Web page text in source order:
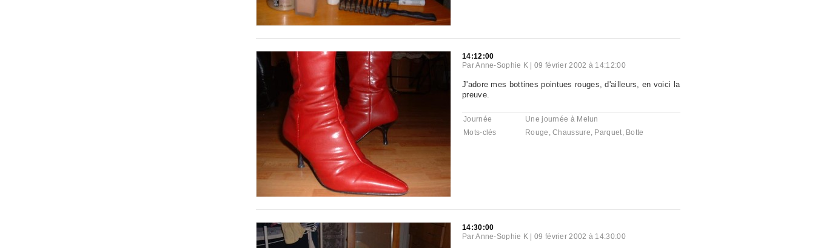
14:12:00
ParAnne-Sophie K |09 février 2002 à 14:12:00
J'adore mes bottines pointues rouges, d'ailleurs, en voici la
preuve.
Journée
Une journée à Melun
Mots-clés
Rouge ,Chaussure, Parquet, Botte
14:30:00
ParAnne-Sophie K |09 février 2002 à 14:30:00